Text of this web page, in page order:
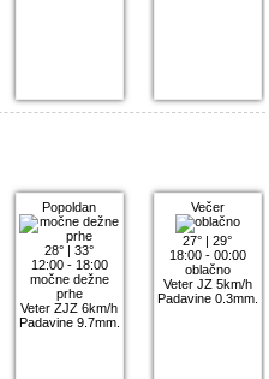
Popoldan
28° |33°
12:00 - 18:00
močne dežne
prhe
Veter ZJZ 6km/h
Padavine 9.7mm.
Večer
27° |29°
18:00 - 00:00
oblačno
Veter JZ 5km/h
Padavine 0.3mm.